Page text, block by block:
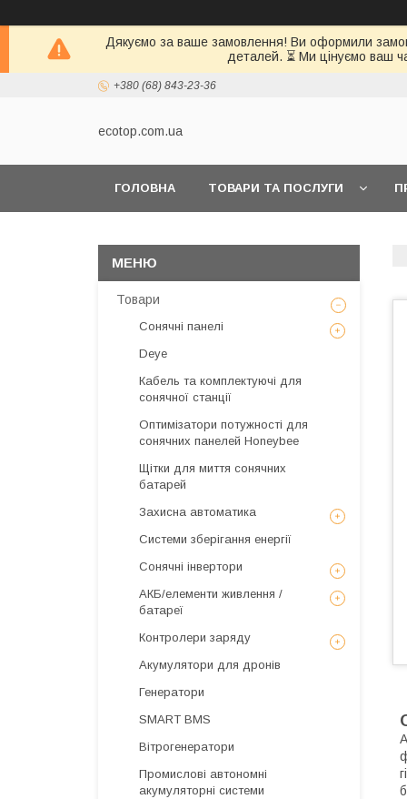
Дякуємо за ваше замовлення! Ви оформили
деталей. ⏳ Ми цінуємо ваш
+380 (68) 843-23-36
ecotop.com.ua
ГОЛОВНА ТОВАРИ ТА ПОСЛУГИ
Товари
Сонячні панелі
Deye
Кабель та комплектуючі для
сонячної станції
Оптимізатори потужності для
сонячних панелей Honeybee
Щітки для миття сонячних
батарей
Захисна автоматика
Системи зберігання енергії
Сонячні інвертори
АКБ/елементи живлення /
батареї
Контролери заряду
Акумулятори для дронів
Генератори
SMART BMS
Вітрогенератори
Промислові автономні
акумуляторні системи